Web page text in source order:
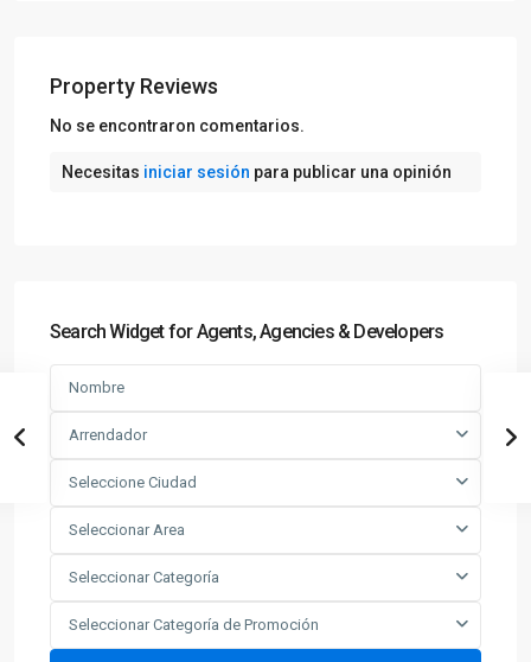
Property Reviews
No se encontraron comentarios.
Necesitas iniciar sesión para publicar una opinión
Search Widget for Agents, Agencies & Developers
Arrendador
Seleccione Ciudad
Seleccionar Area
Seleccionar Categoría
Seleccionar Categoría de Promoción